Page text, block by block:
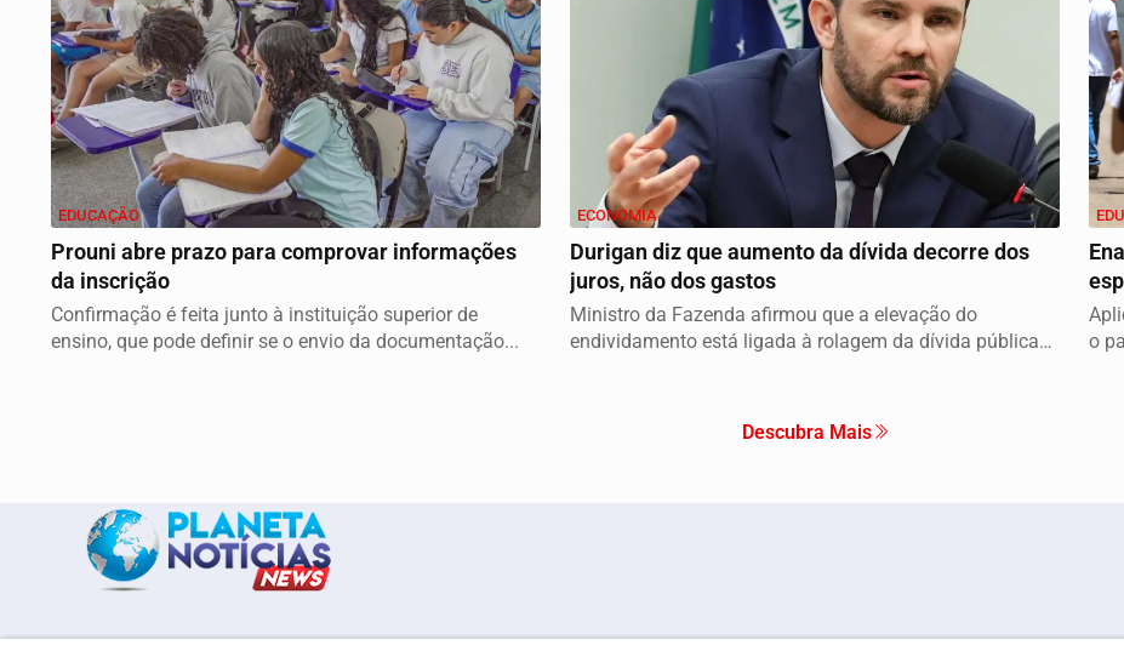
EDUCAÇÃO
Prouni abre prazo para comprovar informações
da inscrição
Confirmação é feita junto à instituição superior de
ensino, que pode definir se o envio da documentação...
ECONOMIA
Durigan diz que aumento da dívida decorre dos
juros, não dos gastos
Ministro da Fazenda afirmou que a elevação do
endividamento está ligada à rolagem da dívida pública
o
Descubra Mais